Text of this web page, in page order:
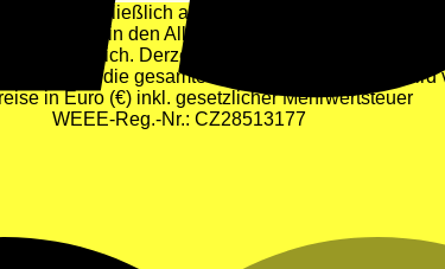
die ausschließlich auf dem Gebiet der
ist in den Allgemeinen
Österreich. Derzeit ist der Lieferpreis der
– 10 € für die gesamte Bestellung). Der Preis
in Euro (€) inkl. gesetzlicher Mehrwertsteuer
WEEE-Reg.-Nr.: CZ28513177